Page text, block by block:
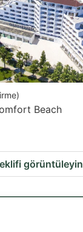
)
Beach
görüntüleyin